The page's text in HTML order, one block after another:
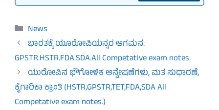
Categories
News
ಭಾರತಕ್ಕೆ ಯೂರೋಪಿಯನ್ನರ ಆಗಮನ.
GPSTR.HSTR.FDA.SDA.All Competative exam notes.
ಯುರೋಪಿನ ಭೌಗೋಳಿಕ ಅನ್ವೇಷಣೆಗಳು, ಮತ ಸುಧಾರಣೆ,
ಕೈಗಾರಿಕಾ ಕ್ರಾಂತಿ (HSTR,GPSTR,TET,FDA,SDA All
Competative exam notes.)